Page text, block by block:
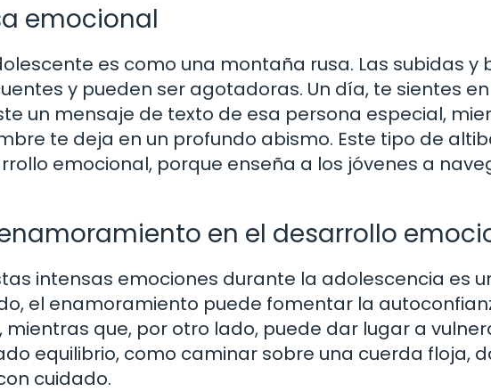
emocional
es como una montaña rusa. Las subidas y
y pueden ser agotadoras. Un día, te sientes
un mensaje de texto de esa persona especial,
te deja en un profundo abismo. Este tipo de
emocional, porque enseña a los jóvenes a
en el desarrollo
intensas emociones durante la adolescencia es
el enamoramiento puede fomentar la
que, por otro lado, puede dar lugar a
equilibrio, como caminar sobre una cuerda floja,
cuidado.